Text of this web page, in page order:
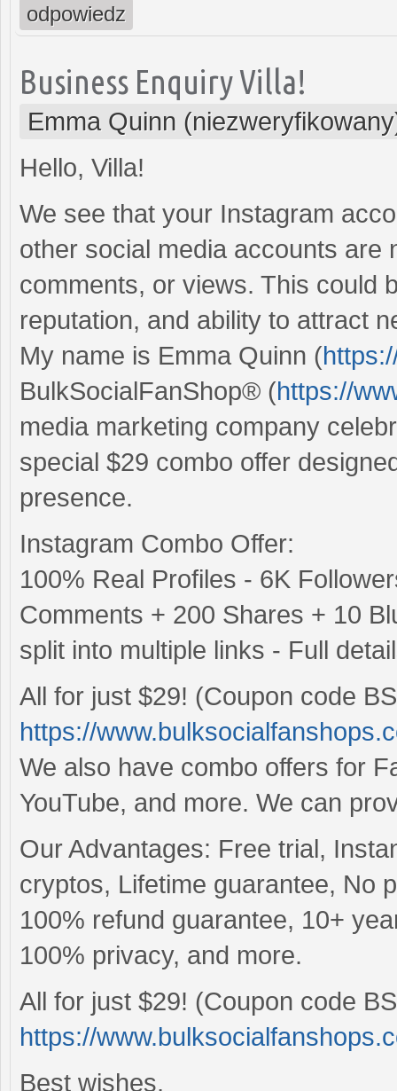
odpowiedz
Business Enquiry Villa!
Emma Quinn
Hello, Villa!
We see that your Instagram
other social media accounts are
comments, or views. This could
reputation, and ability to attract
My name is Emma Quinn (
BulkSocialFanShop® (https://
media marketing company
special $29 combo offer
presence.
Instagram Combo Offer:
100% Real Profiles - 6K
Comments + 200 Shares + 10
split into multiple links - Full
All for just $29! (Coupon code
https://
We also have combo offers for
YouTube, and more. We can
Our Advantages: Free trial,
cryptos, Lifetime guarantee, No
100% refund guarantee, 10+
100% privacy, and more.
All for just $29! (Coupon code
https://
Best wishes,